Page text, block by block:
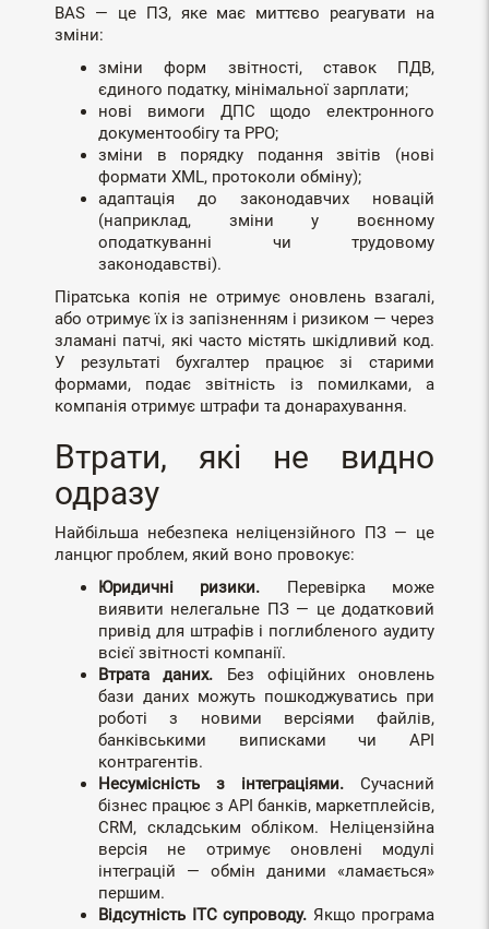
BAS — це ПЗ, яке має миттєво реагувати на
зміни:
зміни форм звітності, ставок ПДВ,
єдиного податку, мінімальної зарплати;
нові вимоги ДПС щодо електронного
документообігу та РРО;
зміни в порядку подання звітів (нові
формати XML, протоколи обміну);
адаптація до законодавчих новацій
(наприклад, зміни у воєнному
оподаткуванні чи трудовому
законодавстві).
Піратська копія не отримує оновлень взагалі,
або отримує їх із запізненням і ризиком — через
зламані патчі, які часто містять шкідливий код.
У результаті бухгалтер працює зі старими
формами, подає звітність із помилками, а
компанія отримує штрафи та донарахування.
Втрати, які не видно
одразу
Найбільша небезпека неліцензійного ПЗ — це
ланцюг проблем, який воно провокує:
Юридичні ризики. Перевірка може
виявити нелегальне ПЗ — це додатковий
привід для штрафів і поглибленого аудиту
всієї звітності компанії.
Втрата даних. Без офіційних оновлень
бази даних можуть пошкоджуватись при
роботі з новими версіями файлів,
банківськими виписками чи API
контрагентів.
Несумісність з інтеграціями. Сучасний
бізнес працює з API банків, маркетплейсів,
CRM, складським обліком. Неліцензійна
версія не отримує оновлені модулі
інтеграцій — обмін даними «ламається»
першим.
Відсутність ІТC супроводу. Якщо програма